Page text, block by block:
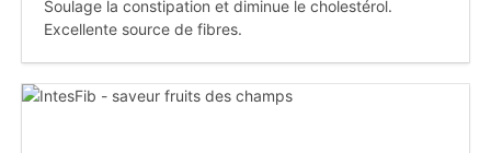
Soulage la constipation et diminue le cholestérol.
Excellente source de fibres.